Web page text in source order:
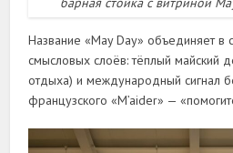
Название «May Day» объединяет в
смысловых слоёв: тёплый майский
отдыха) и международный сигнал
французского «M’aider» —